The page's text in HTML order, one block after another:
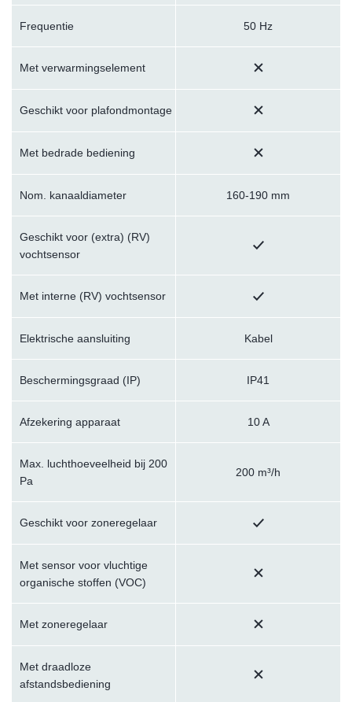
Frequentie 50 Hz
Met verwarmingselement
Geschikt voor plafondmontage
Met bedrade bediening
Nom. kanaaldiameter 160-190 mm
Geschikt voor (extra) (RV)
vochtsensor
Met interne (RV) vochtsensor
Elektrische aansluiting Kabel
Beschermingsgraad (IP) IP41
Afzekering apparaat 10 A
Max. luchthoeveelheid bij 200
Pa
200 m³/h
Geschikt voor zoneregelaar
Met sensor voor vluchtige
organische stoffen (VOC)
Met zoneregelaar
Met draadloze
afstandsbediening